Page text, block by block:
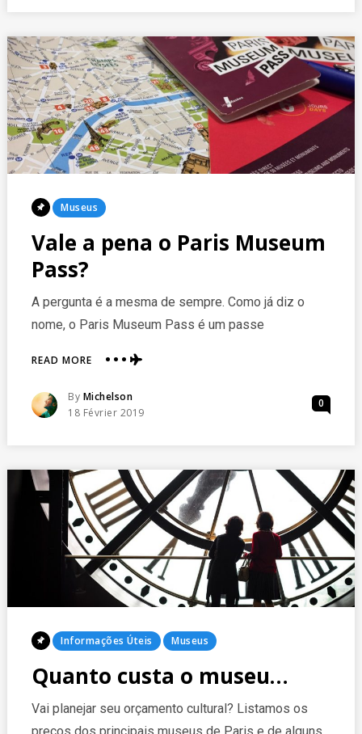
Posted
Museus
Vale a pena o Paris Museum
Pass?
A pergunta é a mesma de sempre. Como já diz o
nome, o Paris Museum Pass é um passe
READ MOREABOUT
A
PENA
PASS?
Posted
By Michelson
Posted
18 Février 2019
0
Posted
Informações Úteis Museus
Quanto custa o museu…
Vai planejar seu orçamento cultural? Listamos os